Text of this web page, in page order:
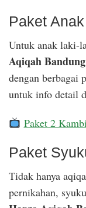
Paket
Untuk anak laki-
Aqiqah Bandung
dengan berbagai
untuk info detail
Paket 2
Paket
Tidak hanya
pernikahan,